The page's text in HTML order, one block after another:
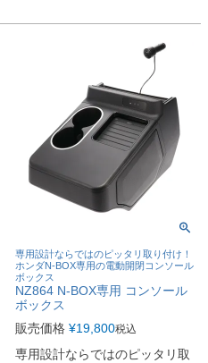
専用設計ならではのピッタリ取り付け！
ホンダN-BOX専用の電動開閉コンソール
ボックス
NZ864 N-BOX専用 コンソール
ボックス
販売価格 ¥19,800税込
専用設計ならではのピッタリ取